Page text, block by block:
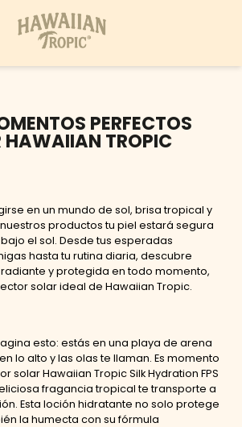
PERFECTOS
HAWAIIAN TROPIC
en un mundo de sol, brisa tropical y
productos tu piel estará segura
el sol. Desde tus esperadas
hasta tu rutina diaria, descubre
y protegida en todo momento,
solar ideal de Hawaiian Tropic.
esto: estás en una playa de arena
lo alto y las olas te llaman. Es momento
solar Hawaiian Tropic Silk Hydration FPS
fragancia tropical te transporte a
Esta loción hidratante no solo protege
la humecta con su fórmula